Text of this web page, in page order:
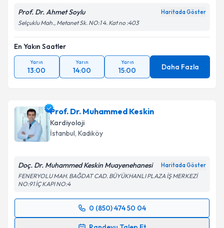
Prof. Dr. Ahmet Soylu Haritada Göster
Selçuklu Mah., Metanet Sk. NO:1 4. Kat no :403
En Yakın Saatler
Yarın
13:00
Yarın
14:00
Yarın
15:00 Daha Fazla
Prof. Dr. Muhammed Keskin
Kardiyoloji
İstanbul, Kadıköy
Doç. Dr. Muhammed Keskin Muayenehanesi Haritada Göster
FENERYOLU MAH. BAĞDAT CAD. BÜYÜKHANLI PLAZA İŞ MERKEZİ
NO:91 İÇ KAPI NO:4
0 (850) 474 50 04
Randevu Takvimi Talebi